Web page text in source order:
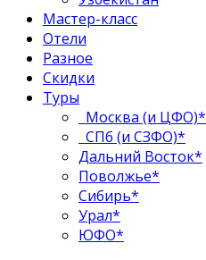
Мастер-класс
Отели
Разное
Скидки
Туры
Москва (и ЦФО)*
СПб (и СЗФО)*
Дальний Восток*
Поволжье*
Сибирь*
Урал*
ЮФО*